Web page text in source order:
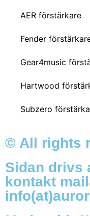
AER förstärkare
Fender
Gear4music
Hartwood
Subzero
© All rights
Sidan drivs
kontakt